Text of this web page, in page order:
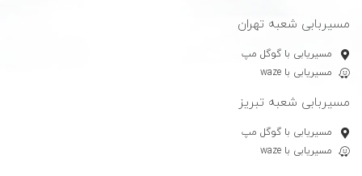
مسیربابی شعبه تهران
مسیریابی با گوگل مپ
مسیریابی با waze
مسیربابی شعبه تبریز
مسیریابی با گوگل مپ
مسیریابی با waze